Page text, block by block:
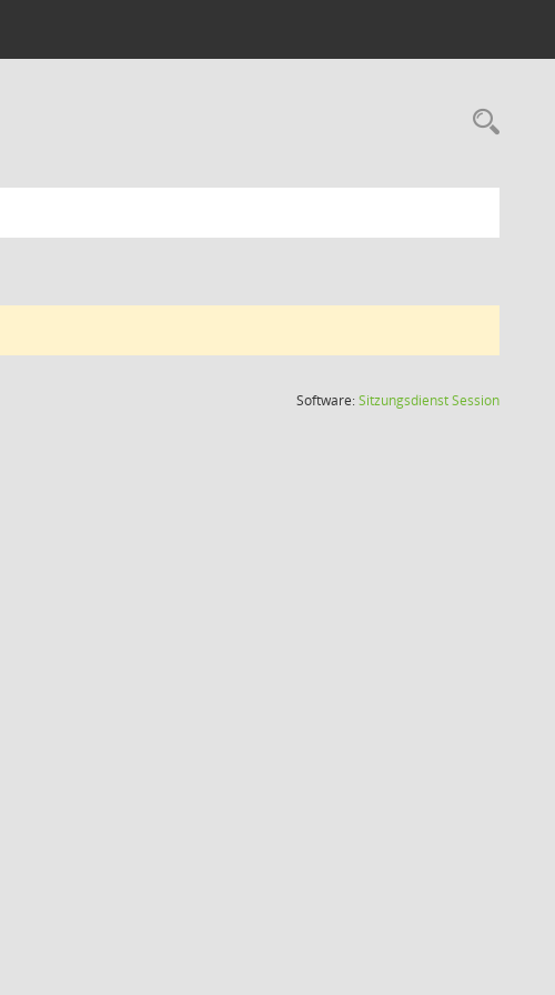
Software:SitzungsdienstSession(Wird in